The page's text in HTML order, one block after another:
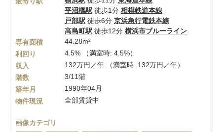
平沼橋駅 徒歩1分 相模鉄道本線
戸部駅 徒歩6分 京浜急行電鉄本線
高島町駅 徒歩12分 横浜市ブルーライン
専有面積
44.28m²
利回り
4.5% （満室時: 4.5%）
収入
132万円／年 （満室時: 132万円／年）
階数
3/11階
築年月
1990年04月
物件現況
全部賃貸中
画像カテゴリ